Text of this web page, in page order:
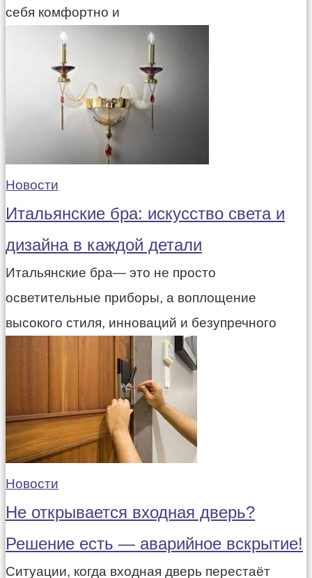
себя комфортно и
Новости
Итальянские бра: искусство света и
дизайна в каждой детали
Итальянские бра— это не просто
осветительные приборы, а воплощение
высокого стиля, инноваций и безупречного
Новости
Не открывается входная дверь?
Решение есть — аварийное вскрытие!
Ситуации, когда входная дверь перестаёт